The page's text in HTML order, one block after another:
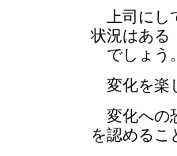
上司にし
状況はある
でしょう。
変化を楽
変化への
を認めるこ